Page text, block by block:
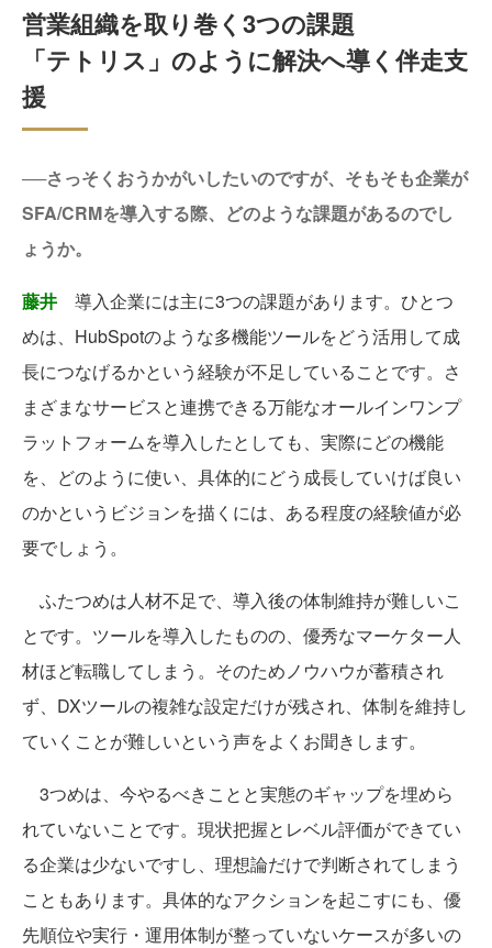
営業組織を取り巻く3つの課題
「テトリス」のように解決へ導く伴走支
援
──さっそくおうかがいしたいのですが、そもそも企業が
SFA/CRMを導入する際、どのような課題があるのでし
ょうか。
藤井 導入企業には主に3つの課題があります。ひとつ
めは、HubSpotのような多機能ツールをどう活用して成
長につなげるかという経験が不足していることです。さ
まざまなサービスと連携できる万能なオールインワンプ
ラットフォームを導入したとしても、実際にどの機能
を、どのように使い、具体的にどう成長していけば良い
のかというビジョンを描くには、ある程度の経験値が必
要でしょう。
ふたつめは人材不足で、導入後の体制維持が難しいこ
とです。ツールを導入したものの、優秀なマーケター人
材ほど転職してしまう。そのためノウハウが蓄積され
ず、DXツールの複雑な設定だけが残され、体制を維持し
ていくことが難しいという声をよくお聞きします。
3つめは、今やるべきことと実態のギャップを埋めら
れていないことです。現状把握とレベル評価ができてい
る企業は少ないですし、理想論だけで判断されてしまう
こともあります。具体的なアクションを起こすにも、優
先順位や実行・運用体制が整っていないケースが多いの